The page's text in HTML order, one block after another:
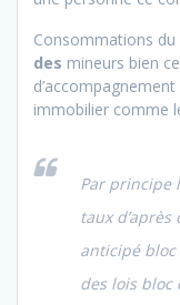
Consommations du
des mineurs bien
immobilier comme
Par principe
taux
anticipé
des lois bloc